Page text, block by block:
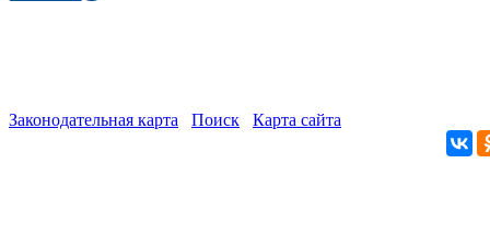
Законодательная карта Поиск Карта сайта